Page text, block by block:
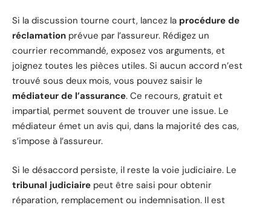
Si la discussion tourne court, lancez la procédure de
réclamation prévue par l’assureur. Rédigez un
courrier recommandé, exposez vos arguments, et
joignez toutes les pièces utiles. Si aucun accord n’est
trouvé sous deux mois, vous pouvez saisir le
médiateur de l’assurance. Ce recours, gratuit et
impartial, permet souvent de trouver une issue. Le
médiateur émet un avis qui, dans la majorité des cas,
s’impose à l’assureur.
Si le désaccord persiste, il reste la voie judiciaire. Le
tribunal judiciaire peut être saisi pour obtenir
réparation, remplacement ou indemnisation. Il est